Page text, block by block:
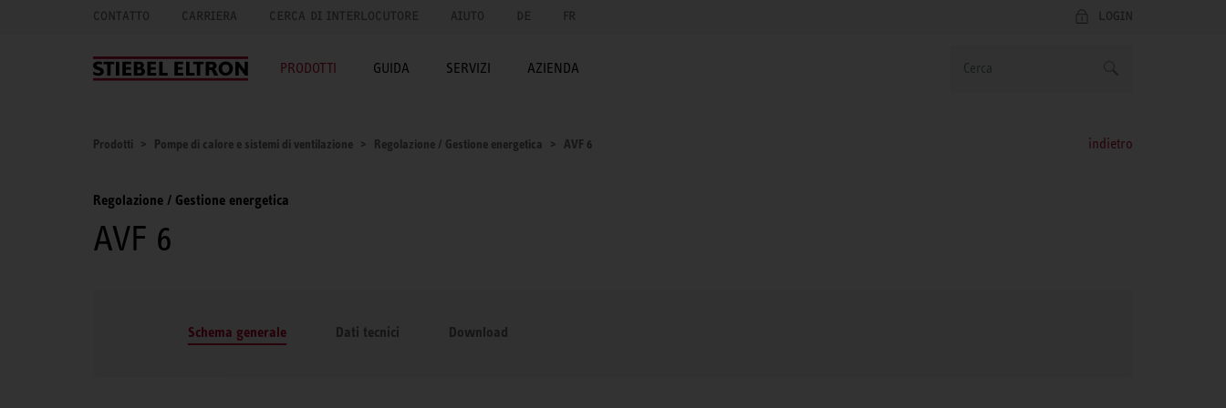
CONTATTO CARRIERA CERCA DI INTERLOCUTORE AIUTO DE FR LOGIN
PRODOTTI GUIDA SERVIZI AZIENDA
Prodotti Pompe di calore e sistemi di ventilazione Regolazione / Gestione energetica AVF 6 indietro
Regolazione / Gestione energetica
AVF 6
Schema generale Dati tecnici Download